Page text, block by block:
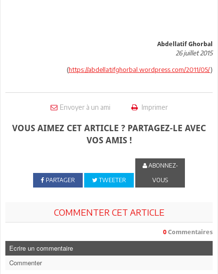
Abdellatif Ghorbal
26 juillet 2015
(https://abdellatifghorbal.wordpress.com/2011/05/)
Envoyer à un ami Imprimer
VOUS AIMEZ CET ARTICLE ? PARTAGEZ-LE AVEC
VOS AMIS !
PARTAGER TWEETER
ABONNEZ-
VOUS
COMMENTER CET ARTICLE
0 Commentaires
Ecrire un commentaire
Commenter